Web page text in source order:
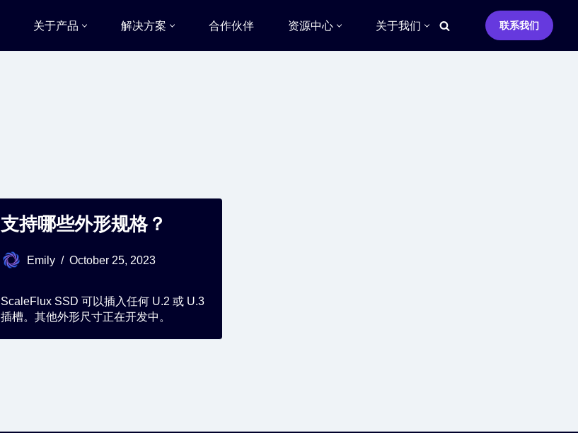
关于产品 解决方案 合作伙伴 资源中心 关于我们 联系我们
支持哪些外形规格？
Emily October 25, 2023
ScaleFlux SSD 可以插入任何 U.2 或 U.3
插槽。其他外形尺寸正在开发中。